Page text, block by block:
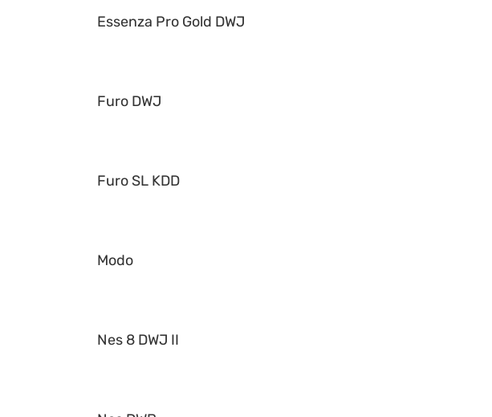
Essenza Pro Gold DWJ
Furo DWJ
Furo SL KDD
Modo
Nes 8 DWJ II